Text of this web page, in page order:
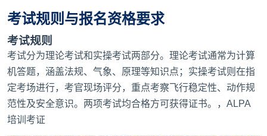
考试规则与报名资格要求
考试规则
考试分为理论考试和实操考试两部分。理论考试通常为计算
机答题，涵盖法规、气象、原理等知识点；实操考试则在指
定考场进行，考官现场评分，重点考察飞行稳定性、动作规
范性及安全意识。两项考试均合格方可获得证书。， ALPA
培训考证